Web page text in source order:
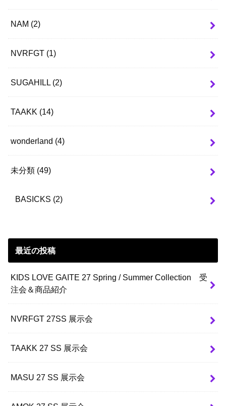
NAM (2)
NVRFGT (1)
SUGAHILL (2)
TAAKK (14)
wonderland (4)
未分類 (49)
BASICKS (2)
最近の投稿
KIDS LOVE GAITE 27 Spring / Summer Collection 受
注会＆商品紹介
NVRFGT 27SS 展示会
TAAKK 27 SS 展示会
MASU 27 SS 展示会